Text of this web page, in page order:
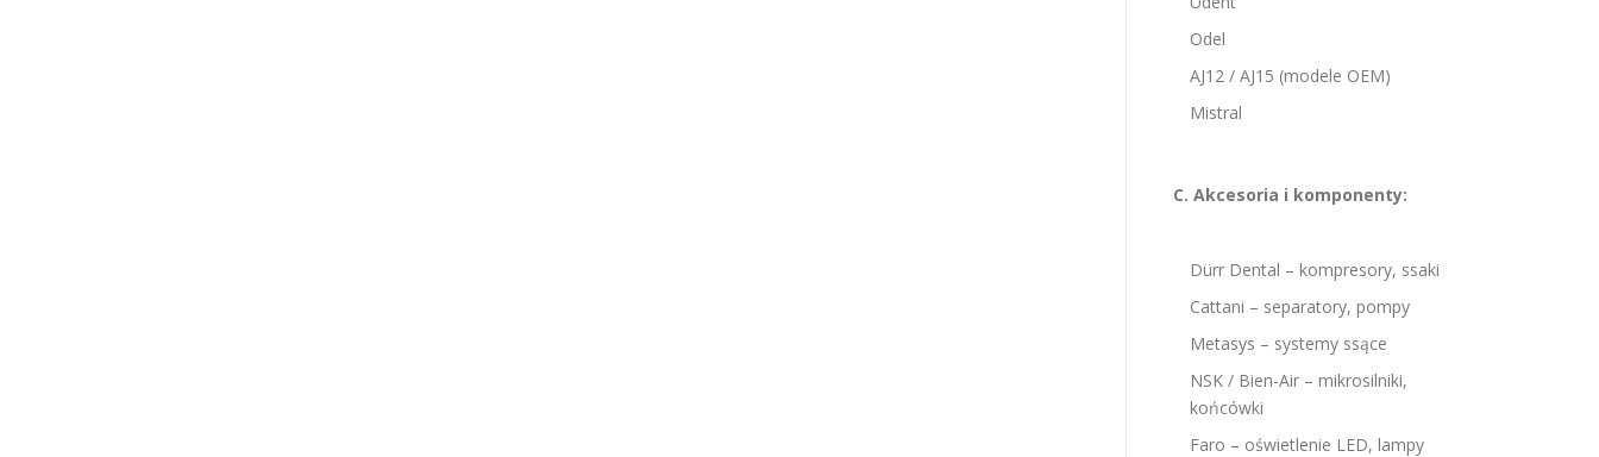
Odel
AJ12 / AJ15 (modele OEM)
Mistral
C. Akcesoria i komponenty:
Dürr Dental – kompresory, ssaki
Cattani – separatory, pompy
Metasys – systemy ssące
NSK / Bien-Air – mikrosilniki,
końcówki
Faro – oświetlenie LED, lampy